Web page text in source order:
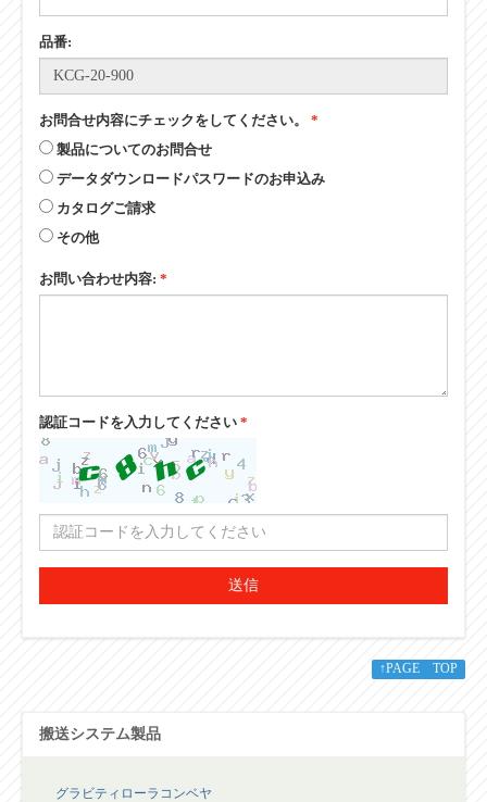
品番:
お問合せ内容にチェックをしてください。 *
製品についてのお問合せ
データダウンロードパスワードのお申込み
カタログご請求
その他
お問い合わせ内容: *
認証コードを入力してください *
送信
↑PAGE TOP
搬送システム製品
グラビティローラコンベヤ